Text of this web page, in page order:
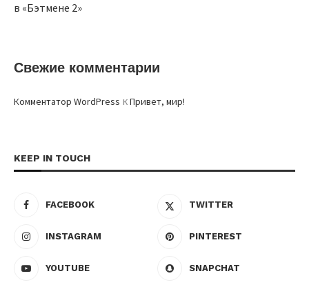
в «Бэтмене 2»
Свежие комментарии
Комментатор WordPress кПривет, мир!
KEEP IN TOUCH
FACEBOOK TWITTER
INSTAGRAM PINTEREST
YOUTUBE SNAPCHAT